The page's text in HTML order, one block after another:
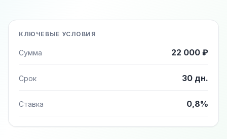
КЛЮЧЕВЫЕ УСЛОВИЯ
Сумма 22 000 ₽
Срок 30 дн.
Ставка 0,8%